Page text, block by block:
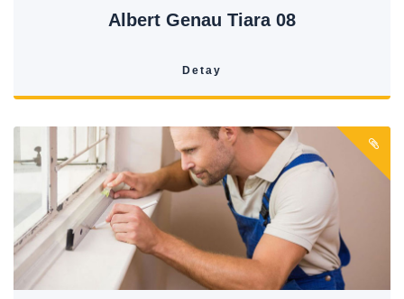
Albert Genau Tiara 08
Detay